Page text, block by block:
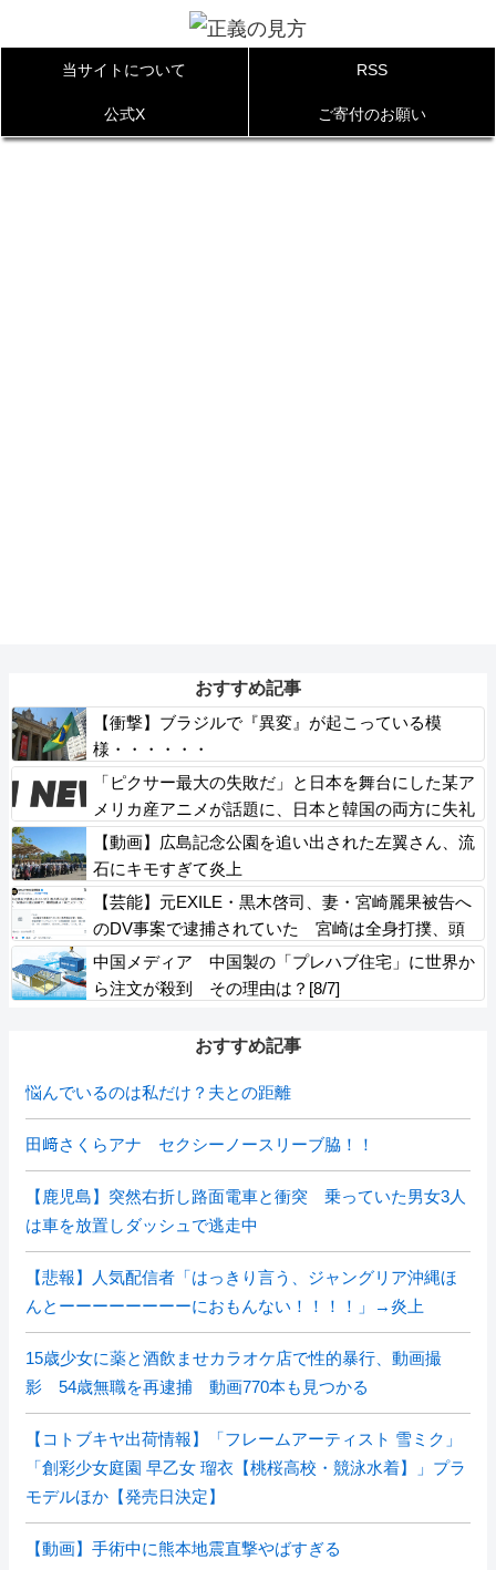
当サイトについて RSS
公式X ご寄付のお願い
おすすめ記事
【衝撃】ブラジルで『異変』が起こっている模
様・・・・・・
「ピクサー最大の失敗だ」と日本を舞台にした某ア
メリカ産アニメが話題に、日本と韓国の両方に失礼
すぎるわ……
【動画】広島記念公園を追い出された左翼さん、流
石にキモすぎて炎上
【芸能】元EXILE・黒木啓司、妻・宮崎麗果被告へ
のDV事案で逮捕されていた 宮崎は全身打撲、頭
部裂傷及び打撲、頸部損傷の怪我
中国メディア 中国製の「プレハブ住宅」に世界か
ら注文が殺到 その理由は？[8/7]
おすすめ記事
悩んでいるのは私だけ？夫との距離
田﨑さくらアナ セクシーノースリーブ脇！！
【鹿児島】突然右折し路面電車と衝突 乗っていた男女3人
は車を放置しダッシュで逃走中
【悲報】人気配信者「はっきり言う、ジャングリア沖縄ほ
んとーーーーーーーーにおもんない！！！！」→炎上
15歳少女に薬と酒飲ませカラオケ店で性的暴行、動画撮
影 54歳無職を再逮捕 動画770本も見つかる
【コトブキヤ出荷情報】「フレームアーティスト 雪ミク」
「創彩少女庭園 早乙女 瑠衣【桃桜高校・競泳水着】」プラ
モデルほか【発売日決定】
【動画】手術中に熊本地震直撃やばすぎる